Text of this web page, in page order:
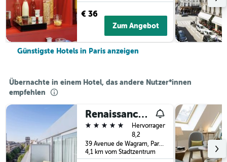
€ 36
Zum Angebot
Günstigste Hotels in Paris anzeigen
Übernachte in einem Hotel, das andere Nutzer*innen
empfehlen
Renaissance Paris Arc de Triomphe Hotel
5 Sterne
Hervorragend
8,2
39 Avenue de Wagram, Paris, Frankreich
4,1 km vom Stadtzentrum